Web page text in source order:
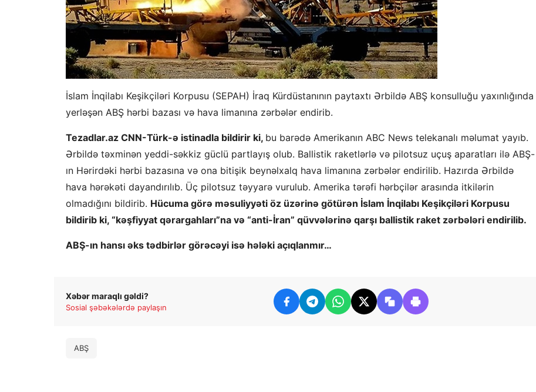
İslam İnqilabı Keşikçiləri Korpusu (SEPAH) İraq Kürdüstanının paytaxtı Ərbildə ABŞ konsulluğu yaxınlığında
yerləşən ABŞ hərbi bazası və hava limanına zərbələr endirib.
Tezadlar.az CNN-Türk-ə istinadla bildirir ki, bu barədə Amerikanın ABC News telekanalı məlumat yayıb.
Ərbildə təxminən yeddi-səkkiz güclü partlayış olub. Ballistik raketlərlə və pilotsuz uçuş aparatları ilə ABŞ-
ın Hərirdəki hərbi bazasına və ona bitişik beynəlxalq hava limanına zərbələr endirilib. Hazırda Ərbildə
hava hərəkəti dayandırılıb. Üç pilotsuz təyyarə vurulub. Amerika tərəfi hərbçilər arasında itkilərin
olmadığını bildirib. Hücuma görə məsuliyyəti öz üzərinə götürən İslam İnqilabı Keşikçiləri Korpusu
bildirib ki, “kəşfiyyat qərargahları”na və “anti-İran” qüvvələrinə qarşı ballistik raket zərbələri endirilib.
ABŞ-ın hansı əks tədbirlər görəcəyi isə hələki açıqlanmır…
Xəbər maraqlı gəldi?
Sosial şəbəkələrdə paylaşın
ABŞ